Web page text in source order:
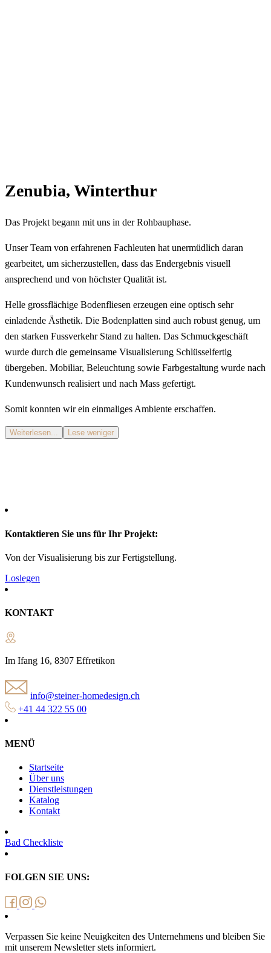
Zenubia, Winterthur
Das Projekt begann mit uns in der Rohbauphase.
Unser Team von erfahrenen Fachleuten hat unermüdlich daran
gearbeitet, um sicherzustellen, dass das Endergebnis visuell
ansprechend und von höchster Qualität ist.
Helle grossflächige Bodenfliesen erzeugen eine optisch sehr
einladende Ästhetik. Die Bodenplatten sind auch robust genug, um
den starken Fussverkehr Stand zu halten. Das Schmuckgeschäft
wurde durch die gemeinsame Visualisierung Schlüsselfertig
übergeben. Mobiliar, Beleuchtung sowie Farbgestaltung wurde nach
Kundenwunsch realisiert und nach Mass gefertigt.
Somit konnten wir ein einmaliges Ambiente erschaffen.
Weiterlesen... Lese weniger
Kontaktieren Sie uns für Ihr Projekt:
Von der Visualisierung bis zur Fertigstellung.
Loslegen
KONTAKT
Im Ifang 16, 8307 Effretikon
info@steiner-homedesign.ch
+41 44 322 55 00
MENÜ
Startseite
Über uns
Dienstleistungen
Katalog
Kontakt
Bad Checkliste
FOLGEN SIE UNS:
Verpassen Sie keine Neuigkeiten des Unternehmens und bleiben Sie
mit unserem Newsletter stets informiert.